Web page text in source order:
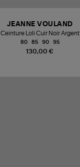
130,00 €
JEANNE VOULAND
Ceinture Loli Cuir Noir Argent
80 85 90 95